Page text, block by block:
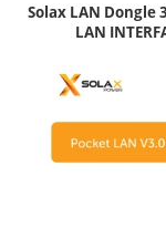
Solax LAN Dongle
LAN